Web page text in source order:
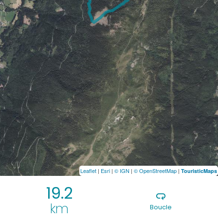
19.2
km Boucle
Leaflet | Esri | © IGN | © OpenStreetMap | TouristicMaps